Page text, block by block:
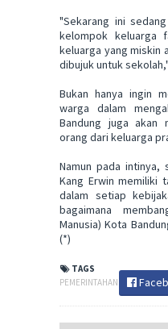
"Sekarang ini
kelompok keluarga
keluarga yang miskin
dibujuk untuk
Bukan hanya ingin
warga dalam
Bandung juga akan
orang dari keluarga
Namun pada intinya,
Kang Erwin memiliki
dalam setiap
bagaimana
Manusia) Kota
(*)
TAGS
PEMERINTAHAN